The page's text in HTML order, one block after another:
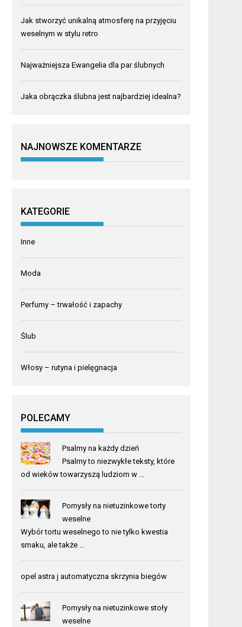
Jak stworzyć unikalną atmosferę na przyjęciu
weselnym w stylu retro
Najważniejsza Ewangelia dla par ślubnych
Jaka obrączka ślubna jest najbardziej idealna?
NAJNOWSZE KOMENTARZE
KATEGORIE
Inne
Moda
Perfumy – trwałość i zapachy
Ślub
Włosy – rutyna i pielęgnacja
POLECAMY
Psalmy na każdy dzień
Psalmy to niezwykłe teksty, które
od wieków towarzyszą ludziom w …
Pomysły na nietuzinkowe torty
weselne
Wybór tortu weselnego to nie tylko kwestia
smaku, ale także …
opel astra j automatyczna skrzynia biegów
Pomysły na nietuzinkowe stoły
weselne